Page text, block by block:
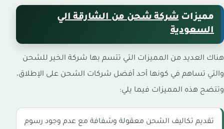
مميزاتشركة شحن من الشارقة الي
السعودية
هناك العديد من المميزات التي تتسم بها شركة الخير للشحن
والتي تساهم في كونها أحد أفضل شركات الشحن على الإطلاق،
وتتضح هذه المميزات فيما يلي:
تقديم تكاليف الشحن معقولة وشفافة مع عدم وجود رسوم